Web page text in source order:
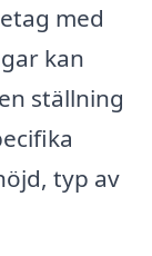
med
kan
ställning
typ av